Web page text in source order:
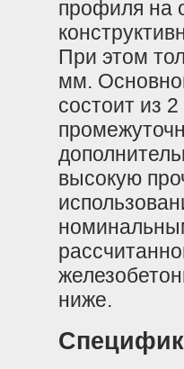
профиля на
При этом
мм.
состоит из
высокую
ниже.